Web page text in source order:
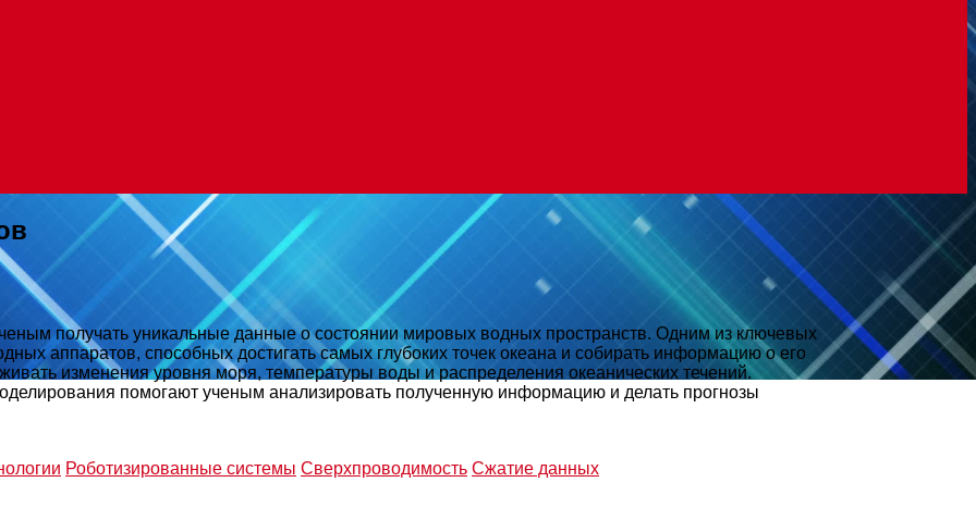
получать уникальные данные о состоянии мировых водных пространств. Одним из ключевых
аппаратов, способных достигать самых глубоких точек океана и собирать информацию о его
изменения уровня моря, температуры воды и распределения океанических течений.
помогают ученым анализировать полученную информацию и делать прогнозы
Роботизированные системы Сверхпроводимость Сжатие данных